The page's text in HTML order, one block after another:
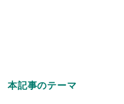
本記事のテーマ